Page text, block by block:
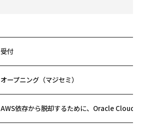
受付
オープニング（マジセミ）
AWS依存から脱却するために、Oracle Cloudを